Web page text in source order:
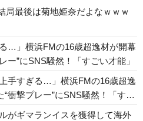
局最後は菊地姫奈だよなｗｗｗ
…」横浜FMの16歳超逸材が開幕
ー”にSNS騒然！「すごい才能」
手すぎる…」横浜FMの16歳超逸
衝撃プレー”にSNS騒然！「すご
がギマランイスを獲得して海外